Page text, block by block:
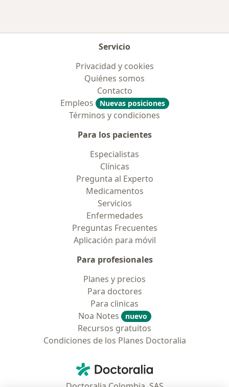
Servicio
Privacidad y cookies
Quiénes somos
Contacto
Empleos
Nuevas posiciones
Términos y condiciones
Para los pacientes
Especialistas
Clínicas
Pregunta al Experto
Medicamentos
Servicios
Enfermedades
Preguntas Frecuentes
Aplicación para móvil
Para profesionales
Planes y precios
Para doctores
Para clinicas
Noa Notes
nuevo
Recursos gratuitos
Condiciones de los Planes Doctoralia
Doctoralia - Página de inicio